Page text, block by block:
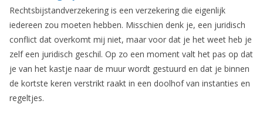
Rechtsbijstandverzekering is een verzekering die eigenlijk
iedereen zou moeten hebben. Misschien denk je, een juridisch
conflict dat overkomt mij niet, maar voor dat je het weet heb je
zelf een juridisch geschil. Op zo een moment valt het pas op dat
je van het kastje naar de muur wordt gestuurd en dat je binnen
de kortste keren verstrikt raakt in een doolhof van instanties en
regeltjes.